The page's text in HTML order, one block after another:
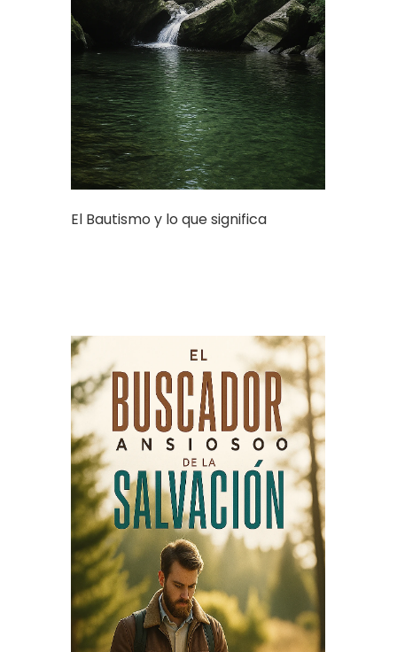
El Bautismo y lo que significa